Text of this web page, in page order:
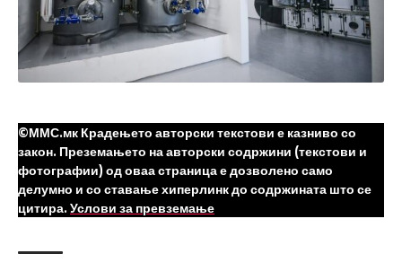
©ММС.мк Крадењето авторски текстови е казниво со
закон. Преземањето на авторски содржини (текстови и
фотографии) од оваа страница е дозволено само
делумно и со ставање хиперлинк до содржината што се
цитира. Услови за превземање